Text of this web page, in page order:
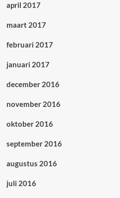
april 2017
maart 2017
februari 2017
januari 2017
december 2016
november 2016
oktober 2016
september 2016
augustus 2016
juli 2016